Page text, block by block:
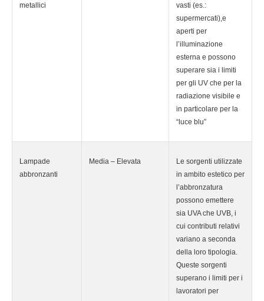
metallici
vasti (es.:
supermercati),e
aperti per
l’illuminazione
esterna e possono
superare sia i limiti
per gli UV che per la
radiazione visibile e
in particolare per la
“luce blu”
Lampade
abbronzanti
Media – Elevata
Le sorgenti utilizzate
in ambito estetico per
l’abbronzatura
possono emettere
sia UVA che UVB, i
cui contributi relativi
variano a seconda
della loro tipologia.
Queste sorgenti
superano i limiti per i
lavoratori per